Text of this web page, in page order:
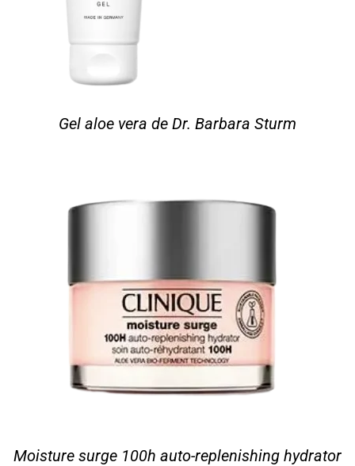
Gel aloe vera de Dr. Barbara Sturm
Moisture surge 100h auto-replenishing hydrator